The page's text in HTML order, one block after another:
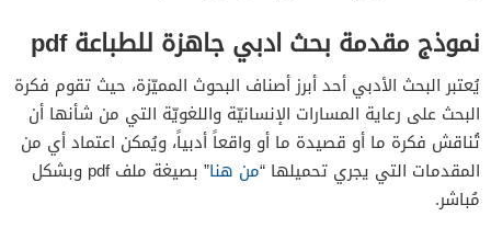
نموذج مقدمة بحث ادبي جاهزة للطباعة pdf
يُعتبر البحث الأدبي أحد أبرز أصناف البحوث المميّزة، حيث تقوم فكرة
البحث على رعاية المسارات الإنسانيّة واللغويّة التي من شأنها أن
تُناقش فكرة ما أو قصيدة ما أو واقعاً أدبياً، ويُمكن اعتماد أي من
المقدمات التي يجري تحميلها “من هنا
” بصيغة ملف pdf وبشكل
مُباشر.